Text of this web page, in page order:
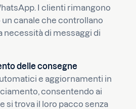
I clienti rimangono
canale che controllano
necessità di messaggi di
delle consegne
e aggiornamenti in
consentendo ai
si trova il loro pacco senza